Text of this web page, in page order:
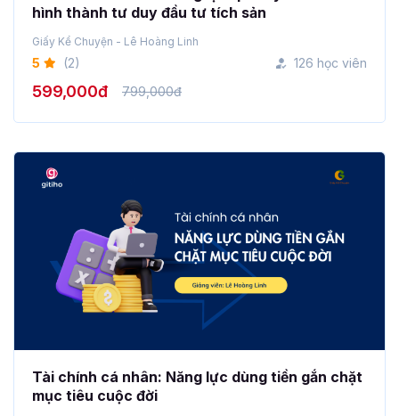
hình thành tư duy đầu tư tích sản
Giấy Kể Chuyện - Lê Hoàng Linh
5 (2) 126 học viên
599,000đ 799,000đ
Tài chính cá nhân: Năng lực dùng tiền gắn chặt
mục tiêu cuộc đời